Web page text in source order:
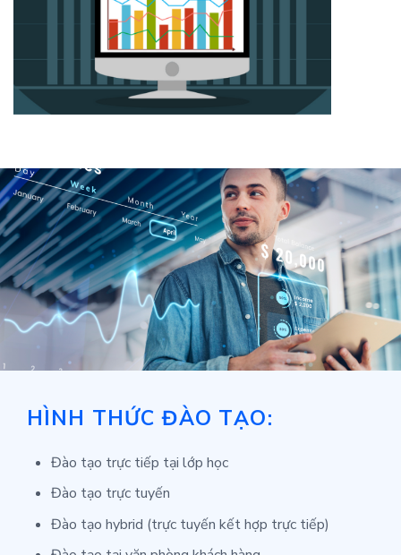
HÌNH THỨC ĐÀO TẠO:
Đào tạo trực tiếp tại lớp học
Đào tạo trực tuyến
Đào tạo hybrid (trực tuyến kết hợp trực tiếp)